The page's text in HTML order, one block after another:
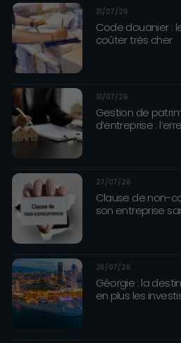
31/07/26
Code douanier :
coûter très cher
31/07/26
Gestion de
d’entreprise :
27/07/26
Clause de non-
son entreprise
26/07/26
Géorgie : la
en plus les